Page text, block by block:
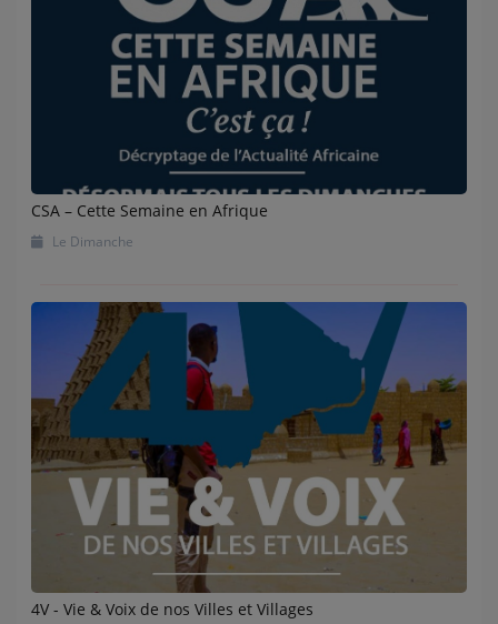
CSA – Cette Semaine en Afrique
Le Dimanche
4V - Vie & Voix de nos Villes et Villages